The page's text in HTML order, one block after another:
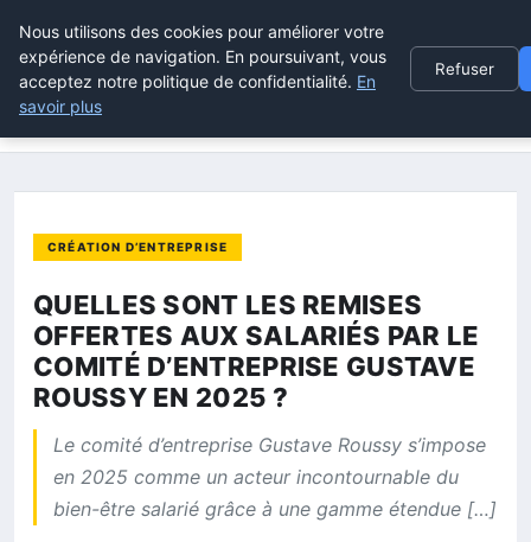
POUVOIR OUVRIER
ACCUEIL
CRÉATION D’ENTREPRISE
QUELLES SONT LES REMISES
OFFERTES AUX SALARIÉS PAR LE
COMITÉ D’ENTREPRISE GUSTAVE
ROUSSY EN 2025 ?
Le comité d’entreprise Gustave Roussy s’impose
en 2025 comme un acteur incontournable du
bien-être salarié grâce à une gamme étendue […]
Nous utilisons des cookies pour améliorer votre
expérience de navigation. En poursuivant, vous
acceptez notre politique de confidentialité. En
savoir plus
Refuser